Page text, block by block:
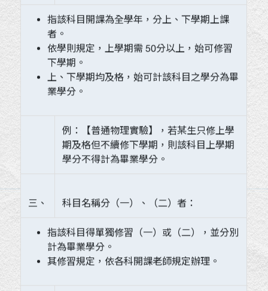
指該科目開課為全學年，分上、下學期上課
者。
依學則規定，上學期需 50分以上，始可修習
下學期。
上、下學期均及格，始可計該科目之學分為畢
業學分。
例：【普通物理實驗】，若某生只修上學
期及格但不續修下學期，則該科目上學期
學分不得計為畢業學分。
三、 科目名稱分（一）、（二）者：
指該科目得單獨修習（一）或（二），並分別
計為畢業學分。
其修習規定，依各科開課老師規定辦理。